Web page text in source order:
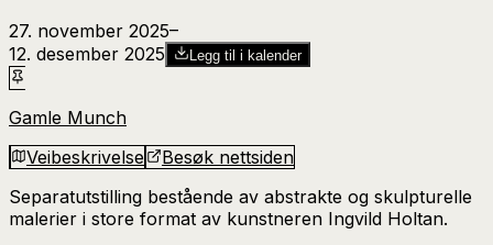
27. november 2025–​
12. desember 2025
Legg til i kalender
Gamle Munch
Veibeskrivelse
Besøk nettsiden
Separatutstilling bestående av abstrakte og skulpturelle
malerier i store format av kunstneren Ingvild Holtan.